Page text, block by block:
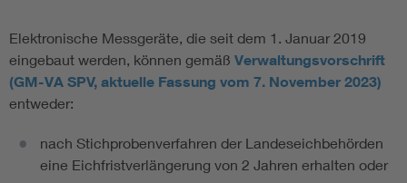
Innovative Netztechnologien
Umwelt- und Naturschutz
Regelsetzung
Elektronische Messgeräte, die seit dem 1. Januar 2019
eingebaut werden, können gemäß Verwaltungsvorschrift
(GM-VA SPV, aktuelle Fassung vom 7. November 2023)
entweder:
nach Stichprobenverfahren der Landeseichbehörden
eine Eichfristverlängerung von 2 Jahren erhalten oder